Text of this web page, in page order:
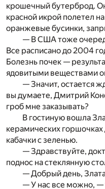
крошечный бутерброд.
красной икрой полетел
оранжевые бусинки,
— В США тоже
Все расписано до 2004
Болезнь почек —
ядовитыми веществами
— Значит, остается
вы думаете, Дмитрий
гроб мне заказывать?
В гостиную вошла
керамических
кабачки с зеленью.
— Здравствуйте,
поднос на стеклянную
— Добрый день,
— У нас все можно, —